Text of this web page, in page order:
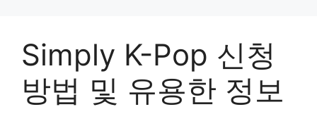
Simply K-Pop 신청
방법 및 유용한 정보